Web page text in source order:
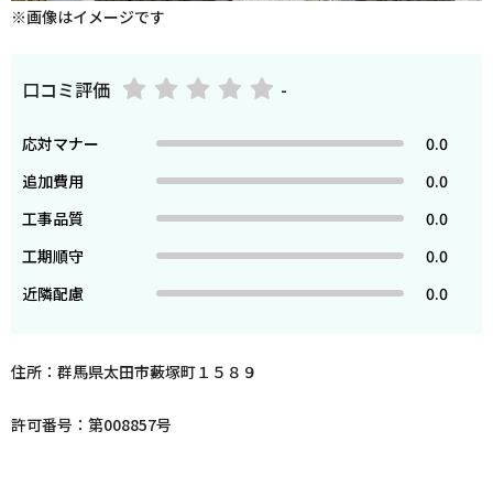
※画像はイメージです
口コミ評価 -
応対マナー
0.0
追加費用
0.0
工事品質
0.0
工期順守
0.0
近隣配慮
0.0
住所：群馬県太田市藪塚町１５８９
許可番号：第008857号